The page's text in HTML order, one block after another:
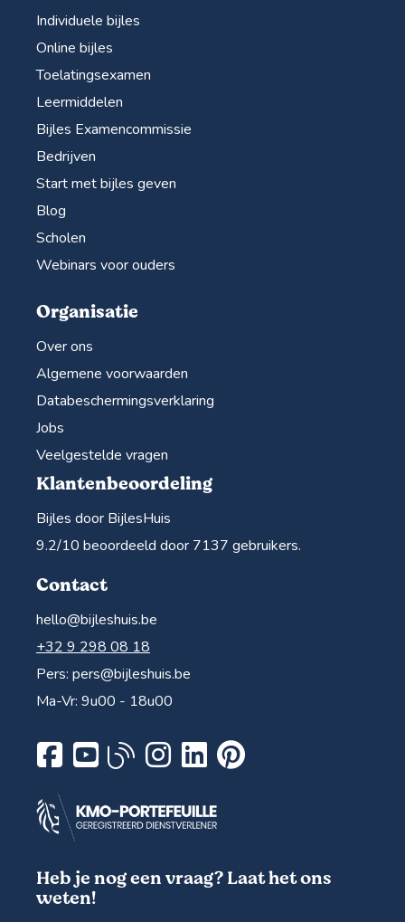
Individuele bijles
Online bijles
Toelatingsexamen
Leermiddelen
Bijles Examencommissie
Bedrijven
Start met bijles geven
Blog
Scholen
Webinars voor ouders
Organisatie
Over ons
Algemene voorwaarden
Databeschermingsverklaring
Jobs
Veelgestelde vragen
Klantenbeoordeling
Bijles door BijlesHuis
9.2/10 beoordeeld door 7137 gebruikers.
Contact
hello@bijleshuis.be
+32 9 298 08 18
Pers: pers@bijleshuis.be
Ma-Vr: 9u00 - 18u00
Heb je nog een vraag? Laat het ons
weten!